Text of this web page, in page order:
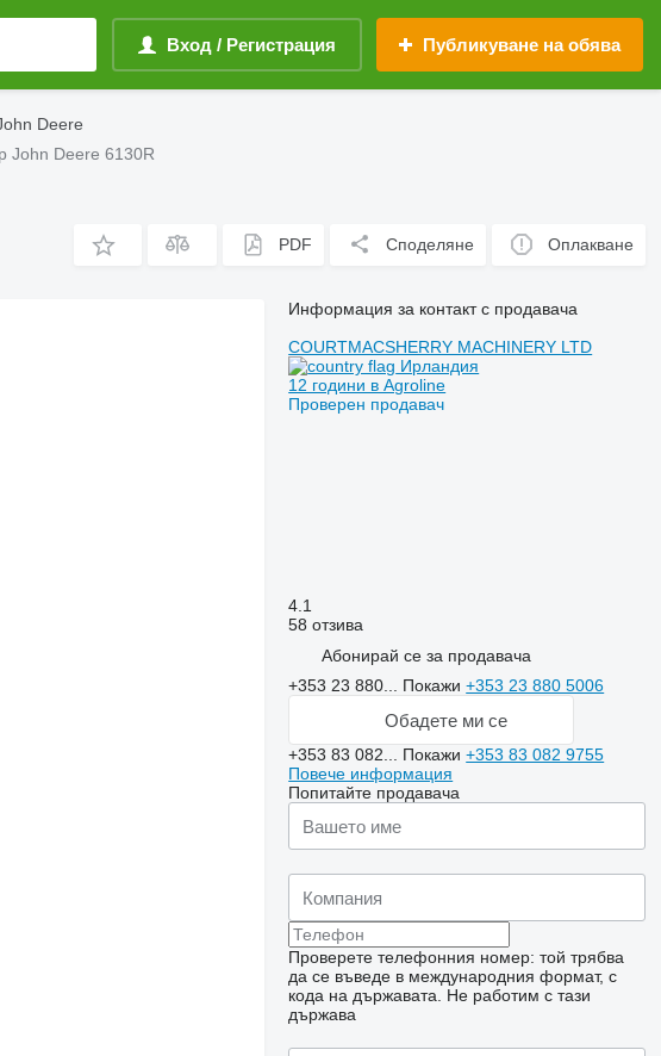
Вход / Регистрация Публикуване на обява
Deere
John Deere 6130R
PDF Споделяне Оплакване
Искане за повече
снимки
Информация за контакт с продавача
COURTMACSHERRY MACHINERY LTD
Ирландия
12 години в Agroline
Проверен продавач
4.1
58 отзива
Абонирай се за продавача
+353 23 880... Покажи+353 23 880 5006
Обадете ми се
+353 83 082... Покажи+353 83 082 9755
Повече информация
Попитайте продавача
Проверете телефонния номер: той трябва
да се въведе в международния формат, с
кода на държавата.
Не работим с тази
държава